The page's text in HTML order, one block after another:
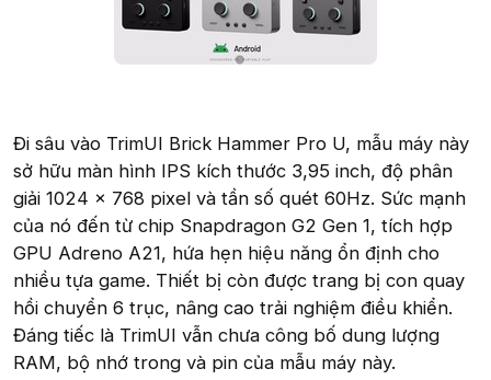
Đi sâu vào TrimUI Brick Hammer Pro U, mẫu máy này
sở hữu màn hình IPS kích thước 3,95 inch, độ phân
giải 1024 x 768 pixel và tần số quét 60Hz. Sức mạnh
của nó đến từ chip Snapdragon G2 Gen 1, tích hợp
GPU Adreno A21, hứa hẹn hiệu năng ổn định cho
nhiều tựa game. Thiết bị còn được trang bị con quay
hồi chuyển 6 trục, nâng cao trải nghiệm điều khiển.
Đáng tiếc là TrimUI vẫn chưa công bố dung lượng
RAM, bộ nhớ trong và pin của mẫu máy này.